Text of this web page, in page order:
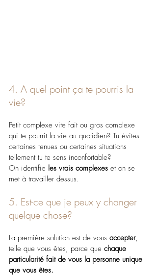
4. A quel point ça te pourris la
vie?
Petit complexe vite fait ou gros complexe
qui te pourrit la vie au quotidien? Tu évites
certaines tenues ou certaines situations
tellement tu te sens inconfortable?
On identifie les vrais complexes et on se
met à travailler dessus.
5. Est-ce que je peux y changer
quelque chose?
La première solution est de vous accepter,
telle que vous êtes, parce que chaque
particularité fait de vous la personne unique
que vous êtes.